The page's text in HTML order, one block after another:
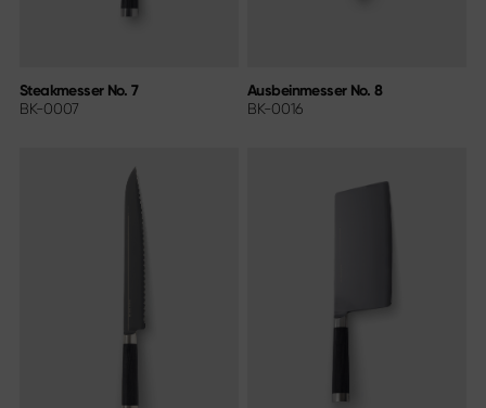
Steakmesser No. 7
BK-0007
Ausbeinmesser No. 8
BK-0016